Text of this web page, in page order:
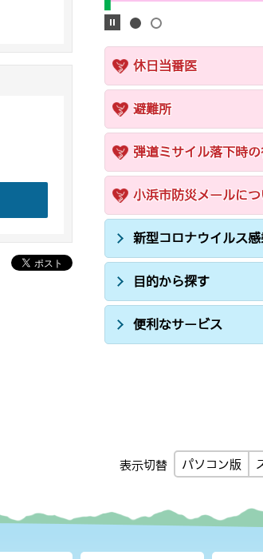
休日当番医
避難所
弾道ミサイル落下時
小浜市防災メールにつ
新型コロナウイルス
目的から探す
便利なサービス
表示切替 パソコン版